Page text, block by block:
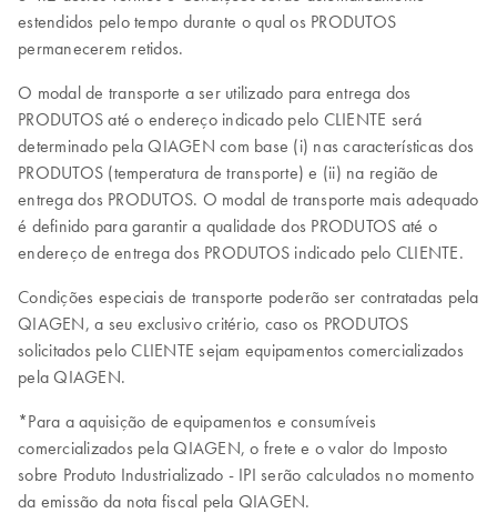
estendidos pelo tempo durante o qual os PRODUTOS
permanecerem retidos.
O modal de transporte a ser utilizado para entrega dos
PRODUTOS até o endereço indicado pelo CLIENTE será
determinado pela QIAGEN com base (i) nas características dos
PRODUTOS (temperatura de transporte) e (ii) na região de
entrega dos PRODUTOS. O modal de transporte mais adequado
é definido para garantir a qualidade dos PRODUTOS até o
endereço de entrega dos PRODUTOS indicado pelo CLIENTE.
Condições especiais de transporte poderão ser contratadas pela
QIAGEN, a seu exclusivo critério, caso os PRODUTOS
solicitados pelo CLIENTE sejam equipamentos comercializados
pela QIAGEN.
*Para a aquisição de equipamentos e consumíveis
comercializados pela QIAGEN, o frete e o valor do Imposto
sobre Produto Industrializado - IPI serão calculados no momento
da emissão da nota fiscal pela QIAGEN.